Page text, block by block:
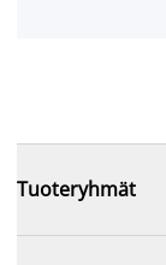
Tuoteryhmät